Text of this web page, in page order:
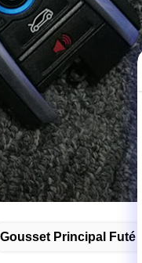
Gousset Principal Futé